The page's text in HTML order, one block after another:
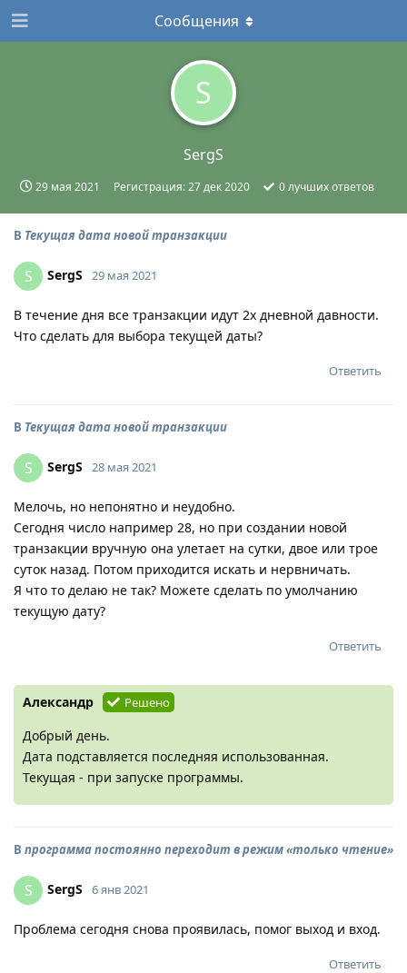
S
SergS
29 мая 2021 Регистрация:27 дек 2020 0лучших ответов
Сообщения
В Текущая дата новой транзакции
S SergS 29 мая 2021
В течение дня все транзакции идут 2х дневной давности.
Что сделать для выбора текущей даты?
Ответить
В Текущая дата новой транзакции
S SergS 28 мая 2021
Мелочь, но непонятно и неудобно.
Сегодня число например 28, но при создании новой
транзакции вручную она улетает на сутки, двое или трое
суток назад. Потом приходится искать и нервничать.
Я что то делаю не так? Можете сделать по умолчанию
текущую дату?
Ответить
Александр Решено
Добрый день.
Дата подставляется последняя использованная.
Текущая - при запуске программы.
В программа постоянно переходит в режим «только чтение»
S SergS 6 янв 2021
Проблема сегодня снова проявилась, помог выход и вход.
Ответить